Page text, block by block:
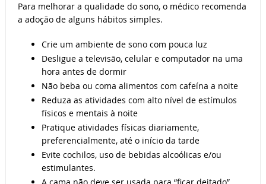
Para melhorar a qualidade do sono, o médico recomenda
a adoção de alguns hábitos simples.
Crie um ambiente de sono com pouca luz
Desligue a televisão, celular e computador na uma
hora antes de dormir
Não beba ou coma alimentos com cafeína a noite
Reduza as atividades com alto nível de estímulos
físicos e mentais à noite
Pratique atividades físicas diariamente,
preferencialmente, até o início da tarde
Evite cochilos, uso de bebidas alcoólicas e/ou
estimulantes.